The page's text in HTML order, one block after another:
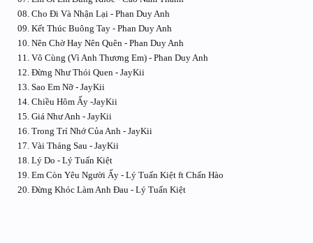
08. Cho Đi Và Nhận Lại - Phan Duy Anh
09. Kết Thúc Buông Tay - Phan Duy Anh
10. Nên Chờ Hay Nên Quên - Phan Duy Anh
11. Vô Cùng (Vì Anh Thương Em) - Phan Duy Anh
12. Đừng Như Thói Quen - JayKii
13. Sao Em Nỡ - JayKii
14. Chiều Hôm Ấy -JayKii
15. Giá Như Anh - JayKii
16. Trong Trí Nhớ Của Anh - JayKii
17. Vài Tháng Sau - JayKii
18. Lý Do - Lý Tuấn Kiệt
19. Em Còn Yêu Người Ấy - Lý Tuấn Kiệt ft Chấn Hào
20. Đừng Khóc Làm Anh Đau - Lý Tuấn Kiệt